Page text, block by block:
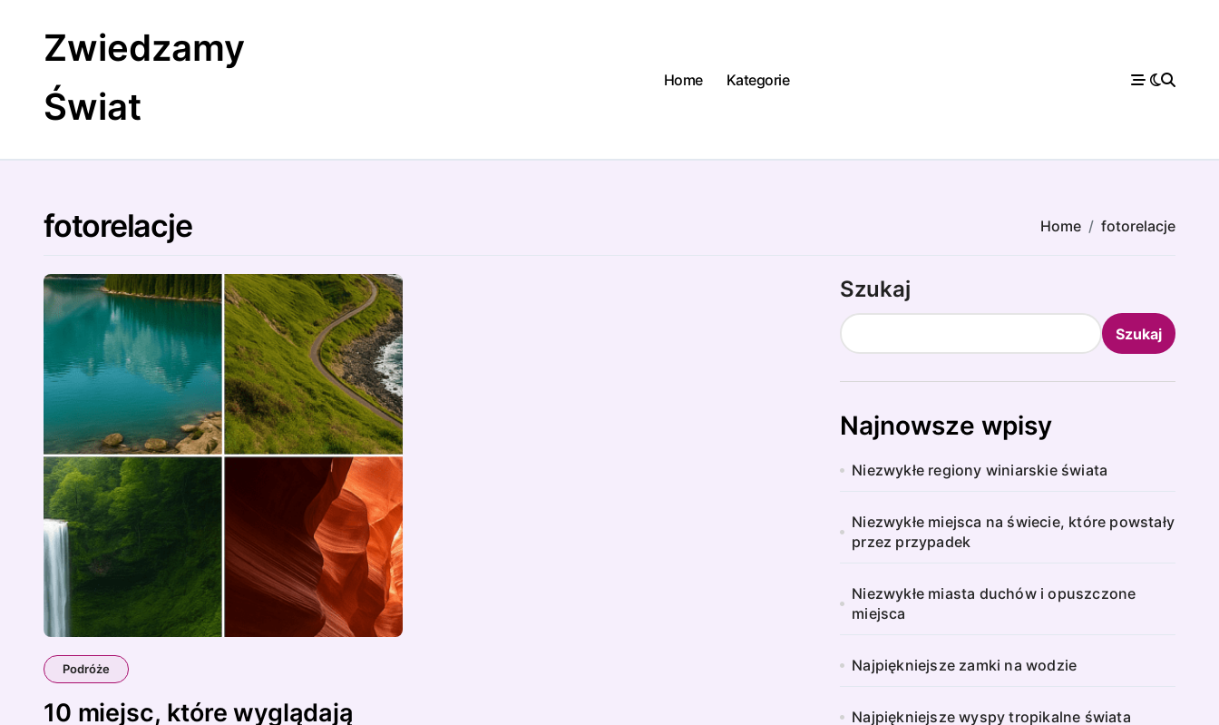
contentZwiedzamy
Świat
Home Kategorie
fotorelacje Home fotorelacje
Podróże
10 miejsc, które wyglądają
Szukaj
Szukaj
Najnowsze wpisy
Niezwykłe regiony winiarskie świata
Niezwykłe miejsca na świecie, które powstały
przez przypadek
Niezwykłe miasta duchów i opuszczone
miejsca
Najpiękniejsze zamki na wodzie
Najpiękniejsze wyspy tropikalne świata